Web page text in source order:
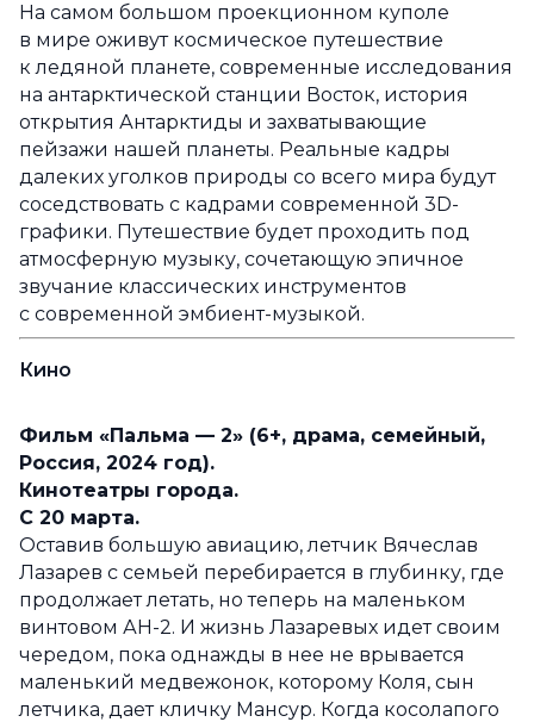
На самом большом проекционном куполе
в мире оживут космическое путешествие
к ледяной планете, современные исследования
на антарктической станции Восток, история
открытия Антарктиды и захватывающие
пейзажи нашей планеты. Реальные кадры
далеких уголков природы со всего мира будут
соседствовать с кадрами современной 3D-
графики. Путешествие будет проходить под
атмосферную музыку, сочетающую эпичное
звучание классических инструментов
с современной эмбиент-музыкой.
Кино
Фильм «Пальма — 2» (6+, драма, семейный,
Россия, 2024 год).
Кинотеатры города.
С 20 марта.
Оставив большую авиацию, летчик Вячеслав
Лазарев с семьей перебирается в глубинку, где
продолжает летать, но теперь на маленьком
винтовом АН-2. И жизнь Лазаревых идет своим
чередом, пока однажды в нее не врывается
маленький медвежонок, которому Коля, сын
летчика, дает кличку Мансур. Когда косолапого